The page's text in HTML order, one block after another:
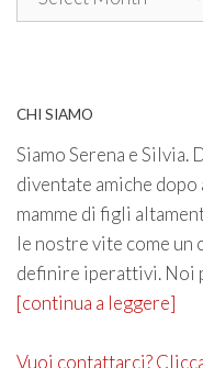
CHI SIAMO
Siamo Serena e Silvia.
diventate amiche
mamme di figli
le nostre vite come un
definire iperattivi. Noi
[continua a leggere]
Vuoi contattarci?